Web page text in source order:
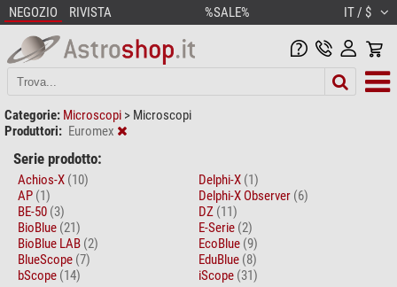
NEGOZIO RIVISTA %SALE% IT / $
Categorie: Microscopi > Microscopi
Produttori: Euromex
Serie prodotto:
Achios-X (10)
AP (1)
BE-50 (3)
BioBlue (21)
BioBlue LAB (2)
BlueScope (7)
bScope (14)
Delphi-X (1)
Delphi-X Observer (6)
DZ (11)
E-Serie (2)
EcoBlue (9)
EduBlue (8)
iScope (31)